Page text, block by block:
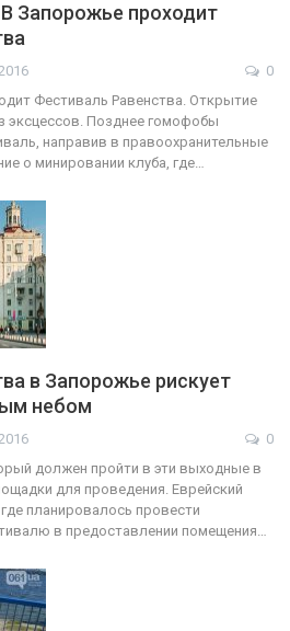
Запорожье проходит
0
Фестиваль Равенства. Открытие
эксцессов. Позднее гомофобы
направив в правоохранительные
о минировании клуба, где…
в Запорожье рискует
небом
0
должен пройти в эти выходные в
для проведения. Еврейский
планировалось провести
в предоставлении помещения…